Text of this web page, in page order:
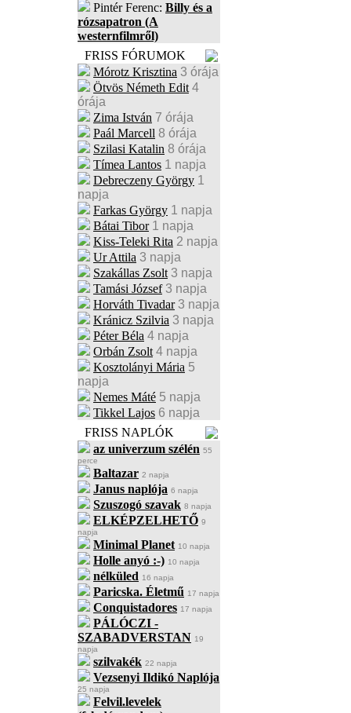
Pintér Ferenc: Billy és a
rózsapatron (A
westernfilmről)
FRISS FÓRUMOK
Mórotz Krisztina 3 órája
Ötvös Németh Edit 4
órája
Zima István 7 órája
Paál Marcell 8 órája
Szilasi Katalin 8 órája
Tímea Lantos 1 napja
Debreczeny György 1
napja
Farkas György 1 napja
Bátai Tibor 1 napja
Kiss-Teleki Rita 2 napja
Ur Attila 3 napja
Szakállas Zsolt 3 napja
Tamási József 3 napja
Horváth Tivadar 3 napja
Kránicz Szilvia 3 napja
Péter Béla 4 napja
Orbán Zsolt 4 napja
Kosztolányi Mária 5
napja
Nemes Máté 5 napja
Tikkel Lajos 6 napja
FRISS NAPLÓK
az univerzum szélén 55
perce
Baltazar 2 napja
Janus naplója 6 napja
Szuszogó szavak 8 napja
ELKÉPZELHETŐ 9
napja
Minimal Planet 10 napja
Holle anyó :-) 10 napja
nélküled 16 napja
Paricska. Életmű 17 napja
Conquistadores 17 napja
PÁLÓCZI -
SZABADVERSTAN 19
napja
szilvakék 22 napja
Vezsenyi Ildikó Naplója
25 napja
Felvil.levelek